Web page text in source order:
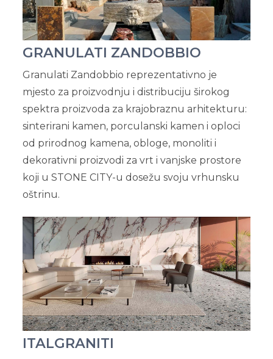
GRANULATI ZANDOBBIO
Granulati Zandobbio reprezentativno je
mjesto za proizvodnju i distribuciju širokog
spektra proizvoda za krajobraznu arhitekturu:
sinterirani kamen, porculanski kamen i oploci
od prirodnog kamena, obloge, monoliti i
dekorativni proizvodi za vrt i vanjske prostore
koji u STONE CITY-u dosežu svoju vrhunsku
oštrinu.
ITALGRANITI